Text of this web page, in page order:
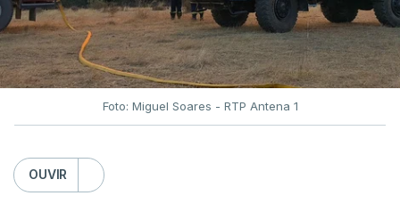
Foto: Miguel Soares - RTP Antena 1
OUVIR